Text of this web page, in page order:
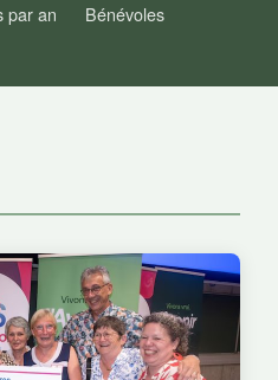
par an Bénévoles